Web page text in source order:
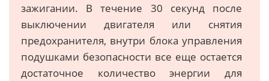
зажигании. В течение 30 секунд после
выключении двигателя или снятия
предохранителя, внутри блока управления
подушками безопасности все еще остается
достаточное количество энергии для